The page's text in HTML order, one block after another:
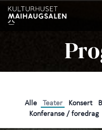
Hopp til hovedinnhold
Søk
NYHETSBREV
Program
Alle Teater Konsert
Konferanse / foredrag